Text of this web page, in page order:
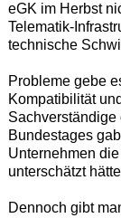
eGK im Herbst
Telematik-
technische
Probleme gebe
Kompatibilität
Bundestages
Unternehmen
unterschätzt
Dennoch gibt